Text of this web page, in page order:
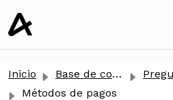
principal
Inicio Base de conocimientos
Preguntas
Métodos de pagos